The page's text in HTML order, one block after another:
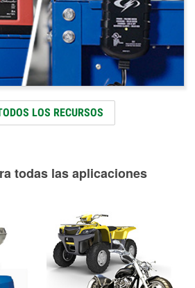
LOS RECURSOS
todas las aplicaciones